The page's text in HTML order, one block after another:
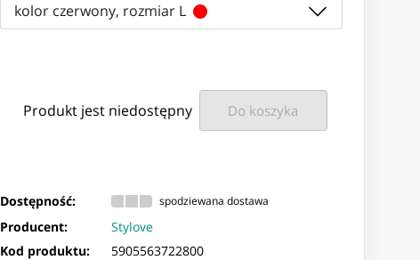
kolor czerwony, rozmiar L
Produkt jest niedostępny Do koszyka
Dostępność: spodziewana dostawa
Producent:
Stylove
Kod produktu:
5905563722800